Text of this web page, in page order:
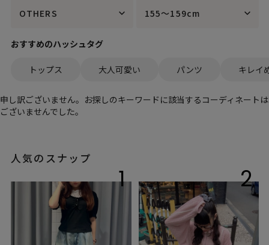
OTHERS 155～159cm
おすすめのハッシュタグ
トップス 大人可愛い パンツ キレイ
申し訳ございません。お探しのキーワードに該当するコーディネートは
ございませんでした。
人気のスナップ
1 2